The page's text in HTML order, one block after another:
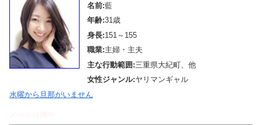
名前:藍
年齢:31歳
身長:151～155
職業:主婦・主夫
主な行動範囲:三重県大紀町、他
女性ジャンル:ヤリマンギャル
水曜から旦那がいません